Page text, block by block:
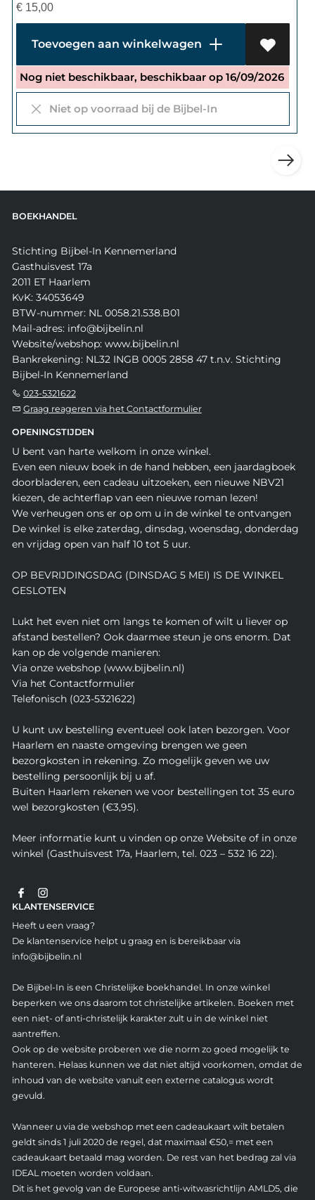
€15,00
Toevoegen aan winkelwagen
Nog niet beschikbaar, beschikbaar op 16/09/2026
Niet op voorraad bij de Bijbel-In
BOEKHANDEL
Stichting Bijbel-In Kennemerland
Gasthuisvest 17a
2011 ET Haarlem
KvK: 34053649
BTW-nummer: NL 0058.21.538.B01
Mail-adres: info@bijbelin.nl
Website/webshop: www.bijbelin.nl
Bankrekening: NL32 INGB 0005 2858 47 t.n.v. Stichting
Bijbel-In Kennemerland
023-5321622
Graag reageren via het Contactformulier
OPENINGSTIJDEN
U bent van harte welkom in onze winkel.
Even een nieuw boek in de hand hebben, een jaardagboek
doorbladeren, een cadeau uitzoeken, een nieuwe NBV21
kiezen, de achterflap van een nieuwe roman lezen!
We verheugen ons er op om u in de winkel te ontvangen
De winkel is elke zaterdag, dinsdag, woensdag, donderdag
en vrijdag open van half 10 tot 5 uur.
OP BEVRIJDINGSDAG (DINSDAG 5 MEI) IS DE WINKEL
GESLOTEN
Lukt het even niet om langs te komen of wilt u liever op
afstand bestellen? Ook daarmee steun je ons enorm. Dat
kan op de volgende manieren:
Via onze webshop (www.bijbelin.nl)
Via het Contactformulier
Telefonisch (023-5321622)
U kunt uw bestelling eventueel ook laten bezorgen. Voor
Haarlem en naaste omgeving brengen we geen
bezorgkosten in rekening. Zo mogelijk geven we uw
bestelling persoonlijk bij u af.
Buiten Haarlem rekenen we voor bestellingen tot 35 euro
wel bezorgkosten (€3,95).
Meer informatie kunt u vinden op onze Website of in onze
winkel (Gasthuisvest 17a, Haarlem, tel. 023 – 532 16 22).
KLANTENSERVICE
Heeft u een vraag?
De klantenservice helpt u graag en is bereikbaar via
info@bijbelin.nl
De Bijbel-In is een Christelijke boekhandel. In onze winkel
beperken we ons daarom tot christelijke artikelen. Boeken met
een niet- of anti-christelijk karakter zult u in de winkel niet
aantreffen.
Ook op de website proberen we die norm zo goed mogelijk te
hanteren. Helaas kunnen we dat niet altijd voorkomen, omdat de
inhoud van de website vanuit een externe catalogus wordt
gevuld.
Wanneer u via de webshop met een cadeaukaart wilt betalen
geldt sinds 1 juli 2020 de regel, dat maximaal €50,= met een
cadeaukaart betaald mag worden. De rest van het bedrag zal via
IDEAL moeten worden voldaan.
Dit is het gevolg van de Europese anti-witwasrichtlijn AMLD5, die